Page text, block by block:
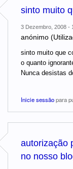
sinto muito
3 Dezembro, 2008 -
anónimo
sinto muito que
o quanto
Nunca desistas
Inicie sessãopara
autorização
no nosso